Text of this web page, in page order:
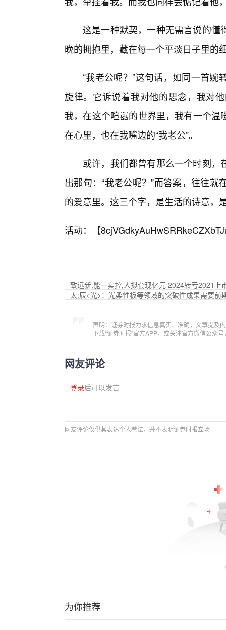
这是一种默契，一种无需言说的懂
晚的拥抱里，藏在每一个平淡日子里的
“我老公呢？”这句话，如同一首
旋律。它诉说着我对他的思念，我对
我，在这个喧嚣的世界里，我有一个
在心里，也在我嘴边的“我老公”。
或许，我们都曾有那么一个时刻
出那句：“我老公呢？”而答案，往往
的爱意里。这三个字，是生活的诗意，
活动：【
致远新,能一实控,人拟套现亿元 2024转亏2021上
太;辰<光>：光柔性板等领域的突破性成果需要前
声明：证券时报力求信息真实、准确，文章提及
下载“证券时报”官方APP，或关注官方微信公众
网友评论
登录后可以发言
网友评论仅供其表达个人看法，并不表明证券时报立场
为你推荐